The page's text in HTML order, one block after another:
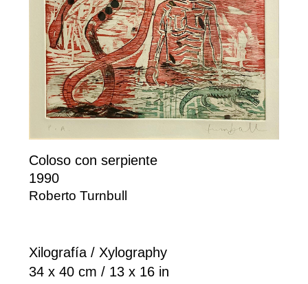
Coloso con serpiente
1990
Roberto Turnbull
Xilografía / Xylography
34 x 40 cm / 13 x 16 in